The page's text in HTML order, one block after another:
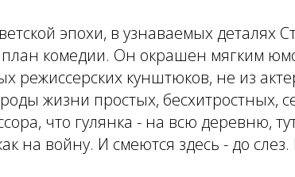
эпохи, в узнаваемых деталях
комедии. Он окрашен мягким
режиссерских кунштюков, не из
жизни простых, бесхитростных,
что гулянка - на всю деревню,
на войну. И смеются здесь - до